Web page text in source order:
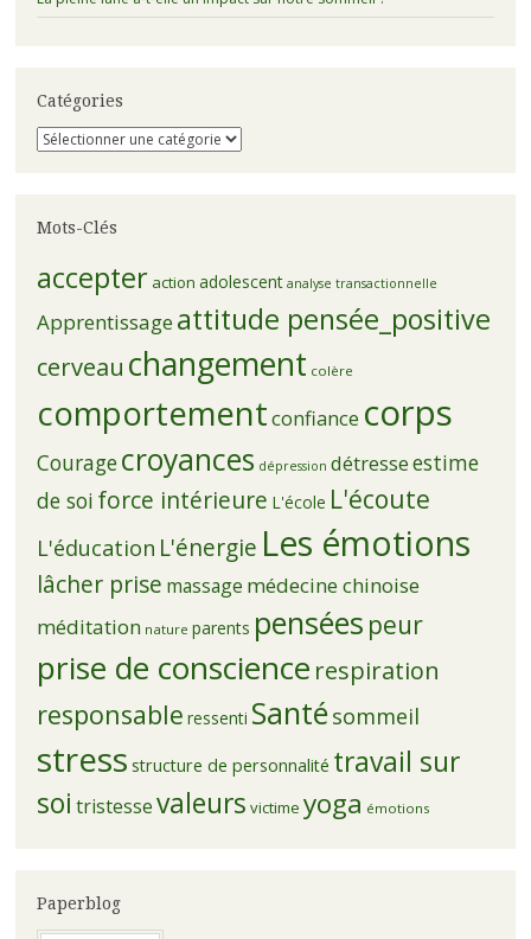
Catégories
Catégories
Mots-Clés
accepter action adolescent analyse transactionnelle
Apprentissage attitude pensée_positive
cerveau changement colère
comportementconfiance corps
Couragecroyances dépression détresseestime
de soi force intérieure L'école L'écoute
L'éducation L'énergie Les émotions
lâcher prise massage médecine chinoise
méditation nature parents pensées peur
prise de conscience respiration
responsable ressenti Santésommeil
stress structure de personnalité travail sur
soi tristessevaleurs victime yoga émotions
Paperblog